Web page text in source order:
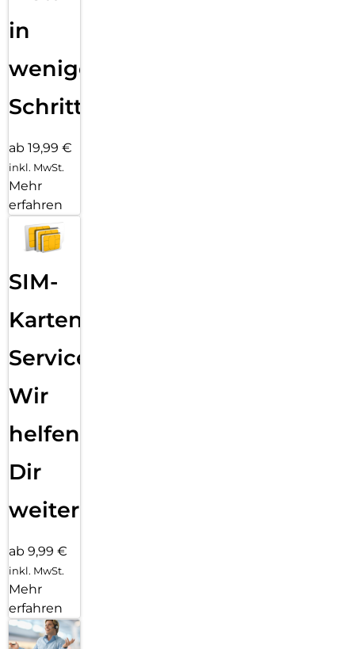
in
wenigen
Schritten
ab 19,99 €
inkl. MwSt.
Mehr
erfahren
SIM-
Karten
Service:
Wir
helfen
Dir
weiter
ab 9,99 €
inkl. MwSt.
Mehr
erfahren